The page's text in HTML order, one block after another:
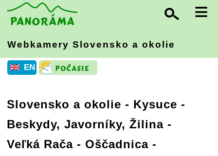
≡
Webkamery Slovensko a okolie
EN
Slovensko a okolie - Kysuce -
Beskydy, Javorníky, Žilina -
Veľká Rača - Oščadnica -